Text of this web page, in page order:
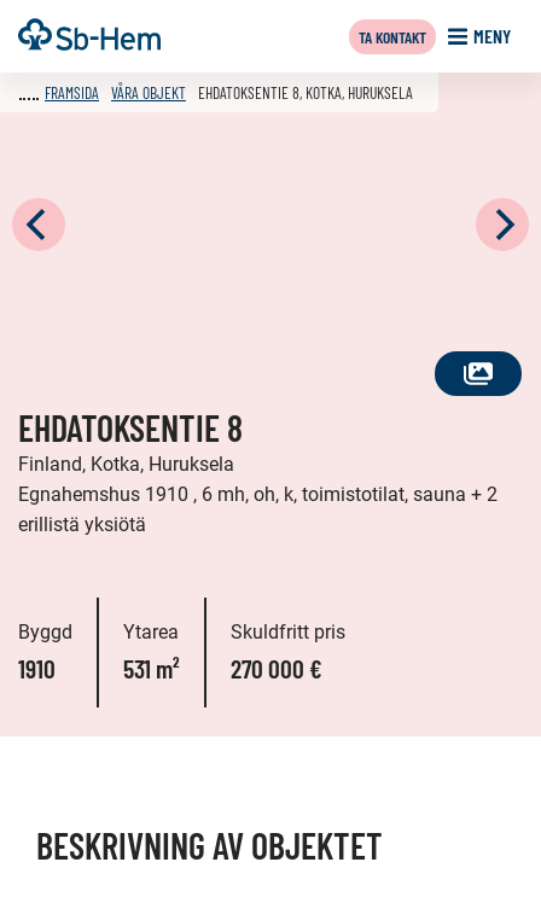
Till
innehållet
Framsida MENY
TA KONTAKT
SE
FRAMSIDA VÅRA OBJEKT EHDATOKSENTIE 8, KOTKA, HURUKSELA
EHDATOKSENTIE 8
Finland, Kotka, Huruksela
Egnahemshus 1910 , 6 mh, oh, k, toimistotilat, sauna + 2
erillistä yksiötä
Byggd
1910
Ytarea
531 m²
Skuldfritt pris
270 000 €
BESKRIVNING AV OBJEKTET